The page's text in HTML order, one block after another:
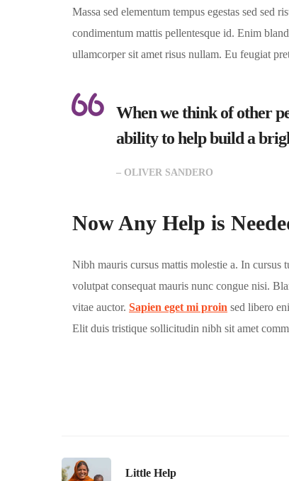
Massa sed elementum tempus egestas sed sed
condimentum mattis pellentesque id. Enim
ullamcorper sit amet risus nullam. Eu feugiat
When we think of other
ability to help build a
– OLIVER SANDERO
Now Any Help is
Nibh mauris cursus mattis molestie a. In cursus
volutpat consequat mauris nunc congue nisi.
vitae auctor. Sapien eget mi proin sed libero
Elit duis tristique sollicitudin nibh sit amet
Little Help